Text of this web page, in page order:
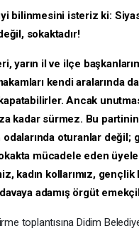
bilinmesini isteriz ki:
sokaktadır!
yarın il ve ilçe
kendi aralarında
Ancak
kadar sürmez. Bu
odalarında oturanlar değil;
mücadele eden
kadın kollarımız, gençlik
adamış örgüt
toplantısına Didim